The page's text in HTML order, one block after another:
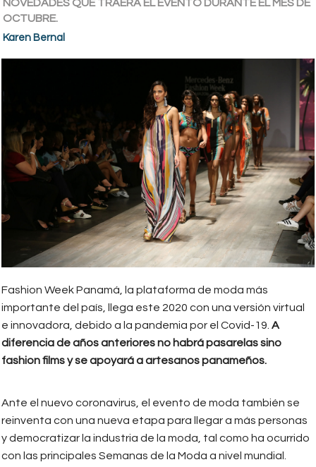
NOVEDADES QUE TRAERÁ EL EVENTO DURANTE EL MES DE
OCTUBRE.
Karen Bernal
Fashion Week Panamá, la plataforma de moda más
importante del país, llega este 2020 con una versión virtual
e innovadora, debido a la pandemia por el Covid-19. A
diferencia de años anteriores no habrá pasarelas sino
fashion films y se apoyará a artesanos panameños.
Ante el nuevo coronavirus, el evento de moda también se
reinventa con una nueva etapa para llegar a más personas
y democratizar la industria de la moda, tal como ha ocurrido
con las principales Semanas de la Moda a nivel mundial.